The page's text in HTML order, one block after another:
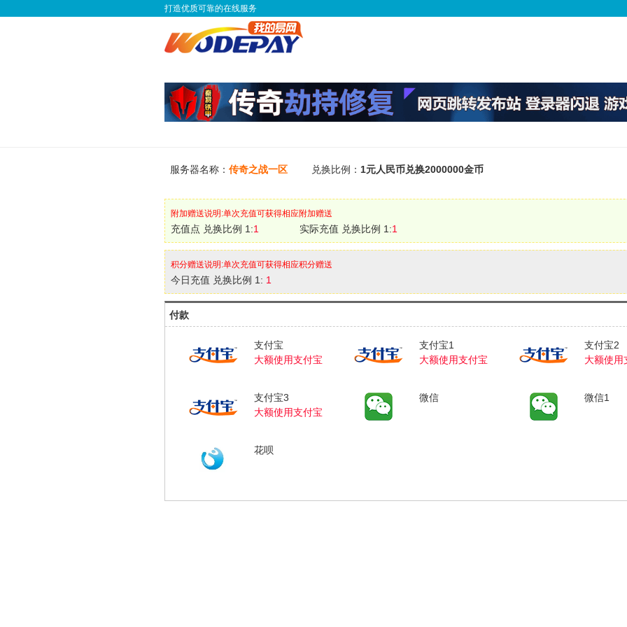
打造优质可靠的在线服务
服务器名称：传奇之战一区 兑换比例：1元人民币兑换2000000金币
附加赠送说明:单次充值可获得相应附加赠送
充值点 兑换比例 1:1 实际充值 兑换比例 1:1
积分赠送说明:单次充值可获得相应积分赠送
今日充值 兑换比例 1: 1
付款
支付宝
大额使用支付宝
支付宝1
大额使用支付宝
支付宝2
大额使用
支付宝3
大额使用支付宝
微信 微信1
花呗